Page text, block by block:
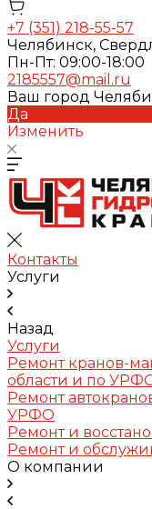
+7 (351) 218-55-57
Челябинск,
Пн-Пт: 09:00-18:00
2185557@mail.ru
Ваш город
Да
Изменить
Контакты
Услуги
Назад
Услуги
Ремонт кранов-
области и по
Ремонт
УРФО
Ремонт и
Ремонт и
О компании